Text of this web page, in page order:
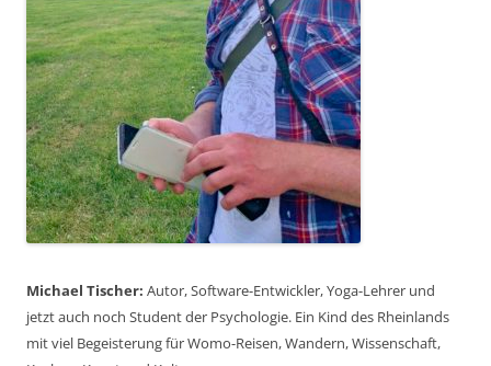
Michael Tischer: Autor, Software-Entwickler, Yoga-Lehrer und
jetzt auch noch Student der Psychologie. Ein Kind des Rheinlands
mit viel Begeisterung für Womo-Reisen, Wandern, Wissenschaft,